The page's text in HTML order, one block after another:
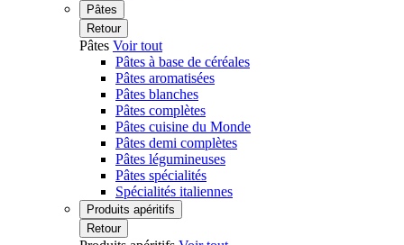
Pâtes
Retour
Pâtes Voir tout
Pâtes à base de céréales
Pâtes aromatisées
Pâtes blanches
Pâtes complètes
Pâtes cuisine du Monde
Pâtes demi complètes
Pâtes légumineuses
Pâtes spécialités
Spécialités italiennes
Produits apéritifs
Retour